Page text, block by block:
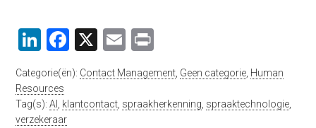
LinkedIn
Facebook
X Email
Categorie(ën): Contact Management Geen categorie Human
Resources
Tag(s):AI klantcontact spraakherkenning spraaktechnologie
verzekeraar